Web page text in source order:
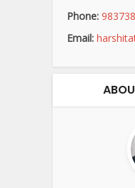
Phone:
Email: